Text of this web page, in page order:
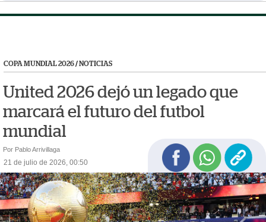
COPA MUNDIAL 2026/NOTICIAS
United 2026 dejó un legado que
marcará el futuro del futbol
mundial
Por Pablo Arrivillaga
21 de julio de 2026, 00:50